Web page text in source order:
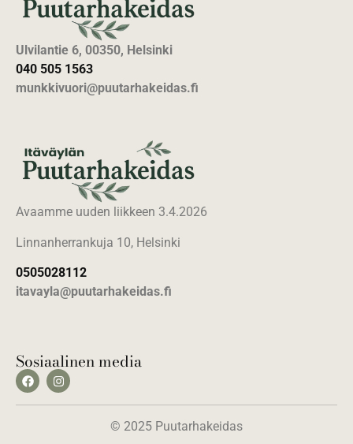
Ulvilantie 6, 00350, Helsinki
040 505 1563
munkkivuori@puutarhakeidas.fi
Avaamme uuden liikkeen 3.4.2026
Linnanherrankuja 10, Helsinki
0505028112
itavayla@puutarhakeidas.fi
Sosiaalinen media
© 2025 Puutarhakeidas